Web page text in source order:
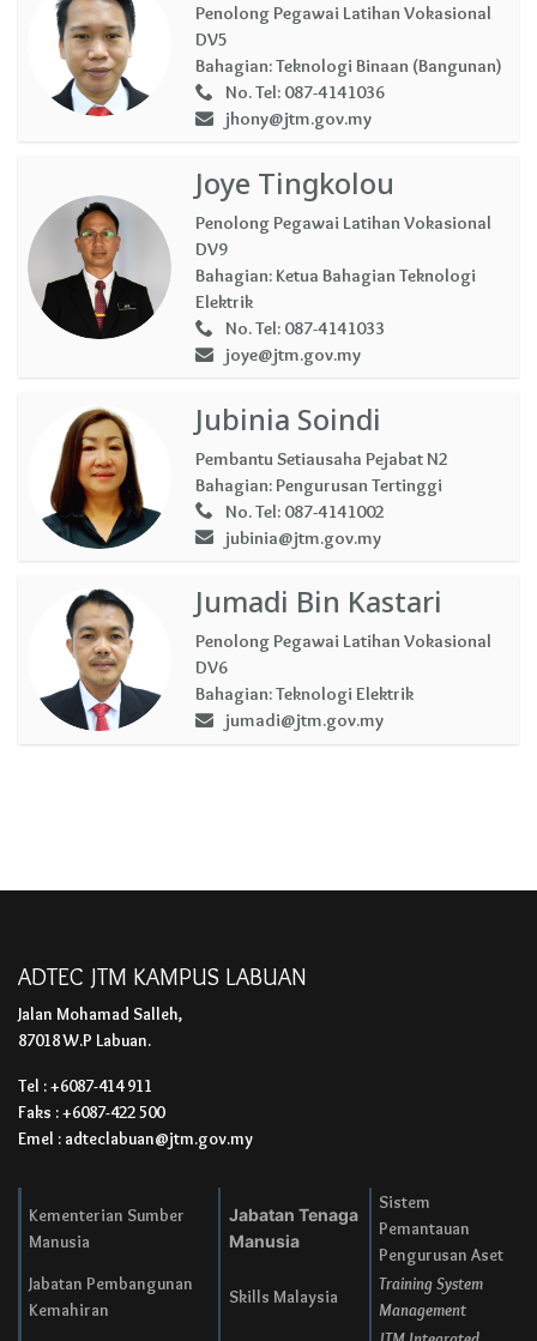
Penolong Pegawai Latihan Vokasional
DV5
Bahagian:Teknologi Binaan (Bangunan)
No. Tel: 087-4141036
jhony@jtm.gov.my
Joye Tingkolou
Penolong Pegawai Latihan Vokasional
DV9
Bahagian: Ketua Bahagian Teknologi
Elektrik
No. Tel: 087-4141033
joye@jtm.gov.my
Jubinia Soindi
Pembantu Setiausaha Pejabat N2
Bahagian: Pengurusan Tertinggi
No. Tel: 087-4141002
jubinia@jtm.gov.my
Jumadi Bin Kastari
Penolong Pegawai Latihan Vokasional
DV6
Bahagian:Teknologi Elektrik
jumadi@jtm.gov.my
ADTEC JTM KAMPUS LABUAN
Jalan Mohamad Salleh,
87018 W.P Labuan.
Tel : +6087-414 911
Faks : +6087-422 500
Emel : adteclabuan@jtm.gov.my
Kementerian Sumber
Manusia
Jabatan Tenaga
Manusia
Sistem
Pemantauan
Pengurusan Aset
Jabatan Pembangunan
Kemahiran
Skills Malaysia
Training System
Management